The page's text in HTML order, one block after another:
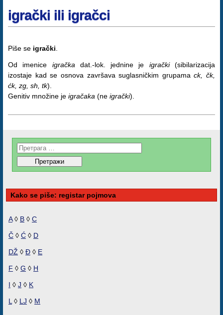
igrački ili igračci
Piše se igrački
Od imenice igračka dat.-lok. jednine je igrački(sibilarizacija
izostaje kad se osnova završava suglasničkim grupamack, čk,
ćk, zg, sh, tk).
Genitiv množine je igračaka (ne igrački).
Kako se piše: registar pojmova
A◊ B ◊ C
Č ◊ Ć ◊ D
DŽ ◊ Đ ◊ E
F ◊ G ◊ H
I ◊ J ◊ K
L ◊ LJ ◊ M